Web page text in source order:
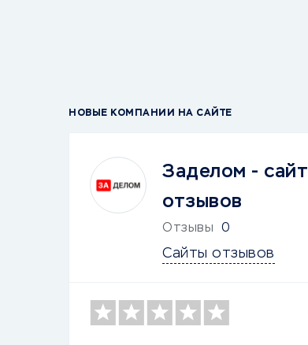
НОВЫЕ КОМПАНИИ НА САЙТЕ
Заделом - сайт
отзывов
Отзывы 0
Сайты отзывов